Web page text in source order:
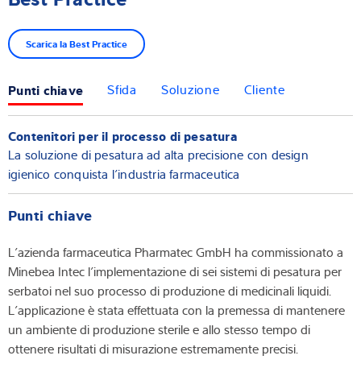
Punti chiave Sfida Soluzione Cliente
Scarica la Best Practice
Contenitori per il processo di pesatura
La soluzione di pesatura ad alta precisione con design
igienico conquista l’industria farmaceutica
Punti chiave
L’azienda farmaceutica Pharmatec GmbH ha commissionato a
Minebea Intec l’implementazione di sei sistemi di pesatura per
serbatoi nel suo processo di produzione di medicinali liquidi.
L’applicazione è stata effettuata con la premessa di mantenere
un ambiente di produzione sterile e allo stesso tempo di
ottenere risultati di misurazione estremamente precisi.